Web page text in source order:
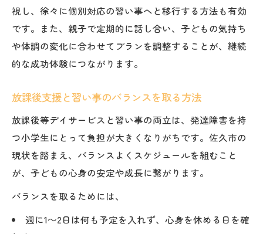
視し、徐々に個別対応の習い事へと移行する方法も有効
です。また、親子で定期的に話し合い、子どもの気持ち
や体調の変化に合わせてプランを調整することが、継続
的な成功体験につながります。
放課後支援と習い事のバランスを取る方法
放課後等デイサービスと習い事の両立は、発達障害を持
つ小学生にとって負担が大きくなりがちです。佐久市の
現状を踏まえ、バランスよくスケジュールを組むこと
が、子どもの心身の安定や成長に繋がります。
バランスを取るためには、
週に1～2日は何も予定を入れず、心身を休める日を確